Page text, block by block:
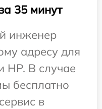
35 минут
инженер
адресу для
HP. В случае
бесплатно
в